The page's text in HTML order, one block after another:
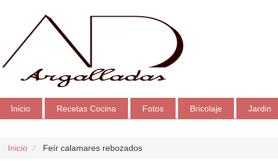
Inicio Recetas Cocina Fotos Bricolaje Jardin
Inicio Feír calamares rebozados